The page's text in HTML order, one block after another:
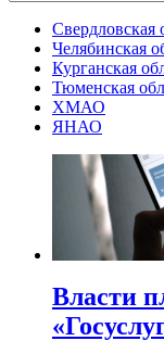
Свердловская
Челябинская
Курганская
Тюменская
ХМАО
ЯНАО
Власти